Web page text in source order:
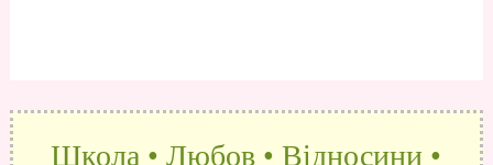
Школа • Любов • Відносини •